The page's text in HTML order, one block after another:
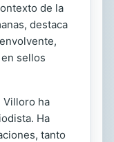
de la
destaca
sellos
Villoro ha
Ha
tanto